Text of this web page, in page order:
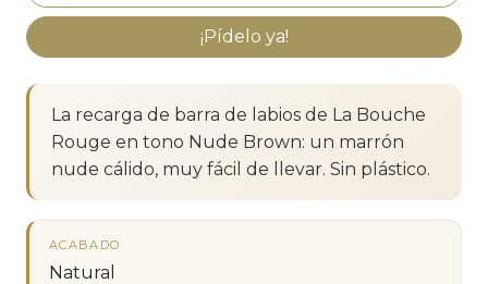
¡Pídelo ya!
La recarga de barra de labios de La Bouche
Rouge en tono Nude Brown: un marrón
nude cálido, muy fácil de llevar. Sin plástico.
ACABADO
Natural